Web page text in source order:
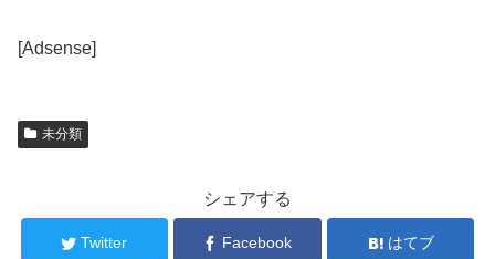
[Adsense]
未分類
シェアする
Twitter Facebook はてブ